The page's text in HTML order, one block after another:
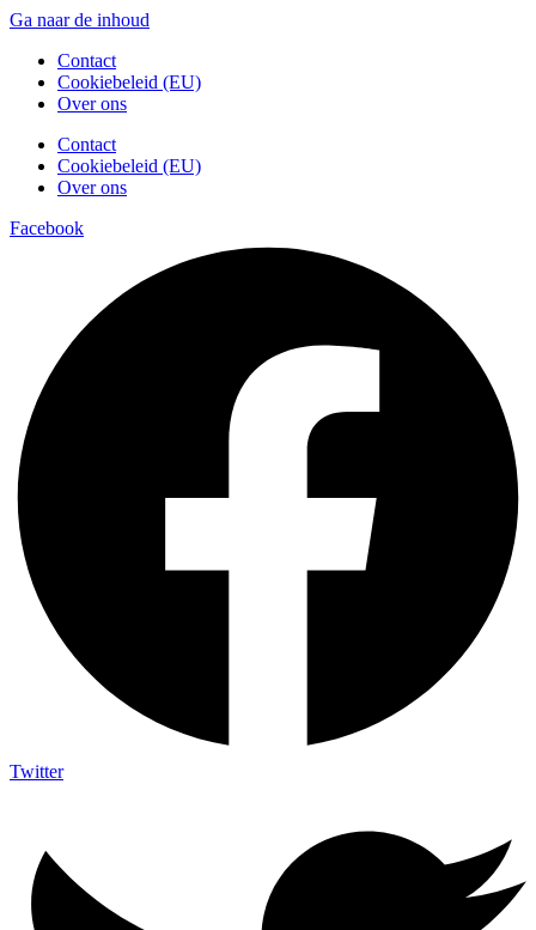
Ga naar de inhoud
Contact
Cookiebeleid (EU)
Over ons
Contact
Cookiebeleid (EU)
Over ons
Facebook
Twitter